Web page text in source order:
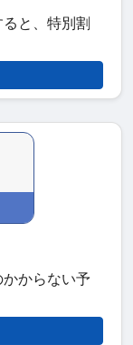
と、特別割
からない予